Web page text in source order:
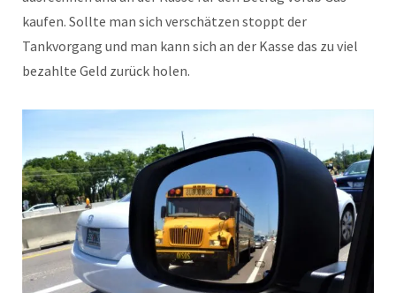
kaufen. Sollte man sich verschätzen stoppt der
Tankvorgang und man kann sich an der Kasse das zu viel
bezahlte Geld zurück holen.